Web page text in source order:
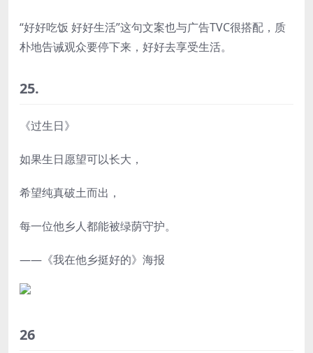
“好好吃饭 好好生活”这句文案也与广告TVC很搭配，质
朴地告诫观众要停下来，好好去享受生活。
25.
《过生日》
如果生日愿望可以长大，
希望纯真破土而出，
每一位他乡人都能被绿荫守护。
——《我在他乡挺好的》海报
26